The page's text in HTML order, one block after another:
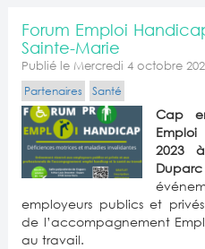
Forum Emploi
Sainte-Marie
Publié le Mercredi 4 octobre
Partenaires
Santé
Cap
2023
employeurs publics et
de l’accompagnement
au travail.